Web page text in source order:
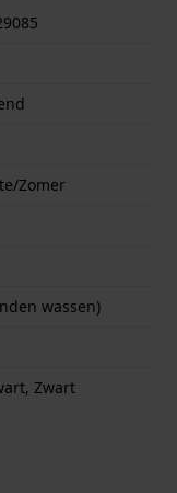
Zomer
wassen)
Zwart